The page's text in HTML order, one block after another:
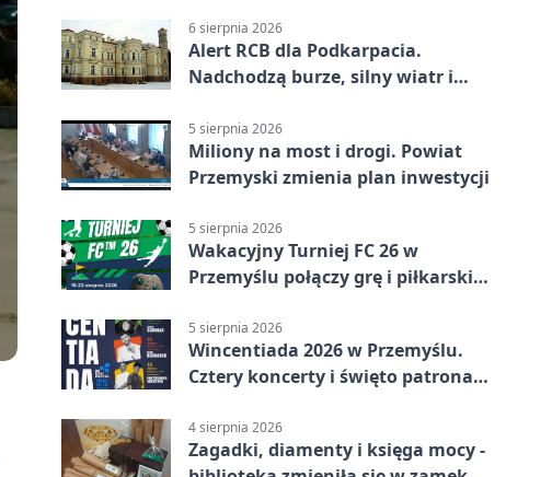
6 sierpnia 2026
Alert RCB dla Podkarpacia.
Nadchodzą burze, silny wiatr i
5 sierpnia 2026
Miliony na most i drogi. Powiat
Przemyski zmienia plan inwestycji
5 sierpnia 2026
Wakacyjny Turniej FC 26 w
Przemyślu połączy grę i piłkarski
5 sierpnia 2026
Wincentiada 2026 w Przemyślu.
Cztery koncerty i święto patrona
4 sierpnia 2026
Zagadki, diamenty i księga mocy -